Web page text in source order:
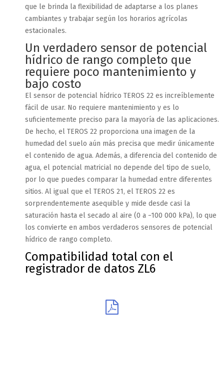
que le brinda la flexibilidad de adaptarse a los planes
cambiantes y trabajar según los horarios agrícolas
estacionales.
Un verdadero sensor de potencial
hídrico de rango completo que
requiere poco mantenimiento y
bajo costo
El sensor de potencial hídrico TEROS 22 es increíblemente
fácil de usar. No requiere mantenimiento y es lo
suficientemente preciso para la mayoría de las aplicaciones.
De hecho, el TEROS 22 proporciona una imagen de la
humedad del suelo aún más precisa que medir únicamente
el contenido de agua. Además, a diferencia del contenido de
agua, el potencial matricial no depende del tipo de suelo,
por lo que puedes comparar la humedad entre diferentes
sitios. Al igual que el TEROS 21, el TEROS 22 es
sorprendentemente asequible y mide desde casi la
saturación hasta el secado al aire (0 a −100 000 kPa), lo que
los convierte en ambos verdaderos sensores de potencial
hídrico de rango completo.
Compatibilidad total con el
registrador de datos ZL6